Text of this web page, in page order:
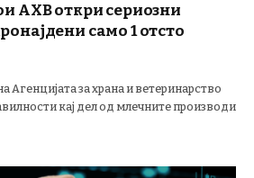
АХВ откри сериозни
само 1 отсто
Агенцијата за храна и ветеринарство
кај дел од млечните производи